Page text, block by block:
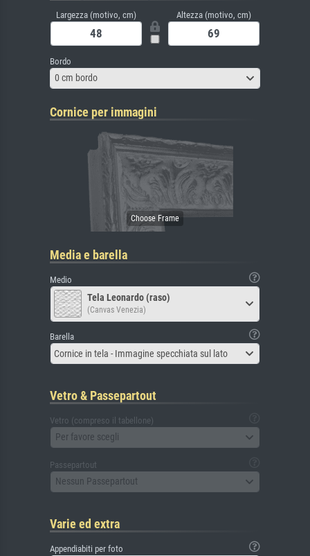
Largezza (motivo, cm) Altezza (motivo, cm)
Bordo
0 cm bordo
Cornice per immagini
Media e barella
Medio
Tela Leonardo (raso)
(Canvas Venezia)
Barella
Cornice in tela - Immagine specchiata sul lato
Vetro & Passepartout
Vetro (compreso il tabellone)
Per favore scegli
Passepartout
Nessun Passepartout
Varie ed extra
Appendiabiti per foto